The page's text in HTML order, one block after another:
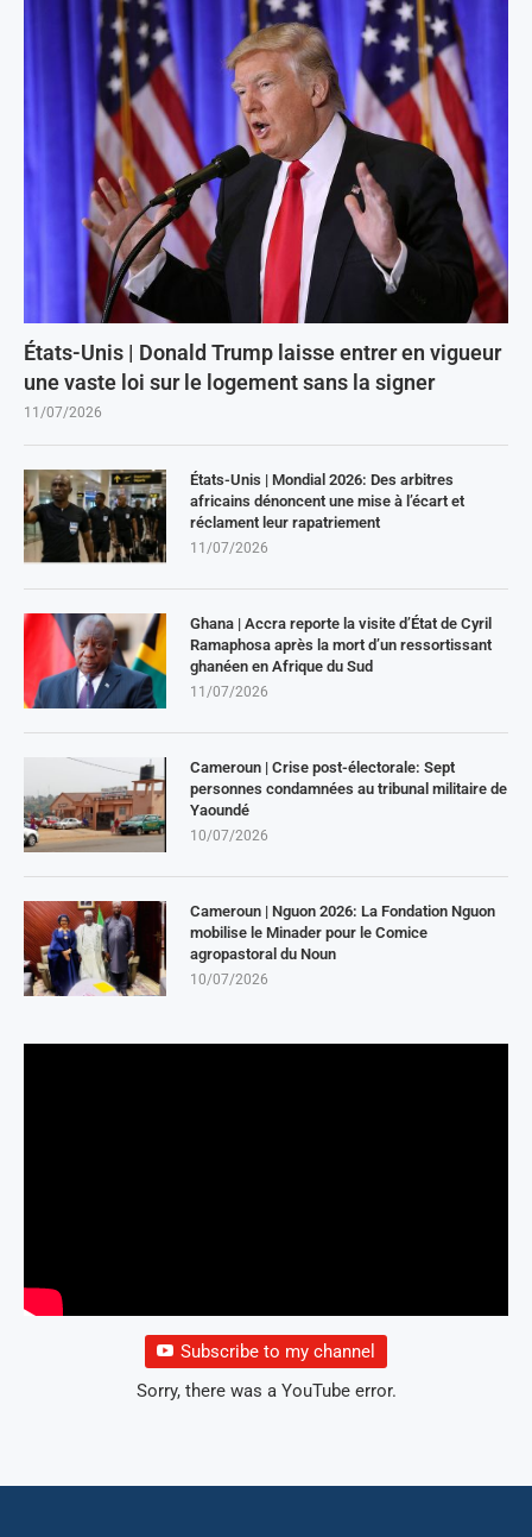
États-Unis | Donald Trump laisse entrer en vigueur
une vaste loi sur le logement sans la signer
11/07/2026
États-Unis | Mondial 2026: Des arbitres
africains dénoncent une mise à l’écart et
réclament leur rapatriement
11/07/2026
Ghana | Accra reporte la visite d’État de Cyril
Ramaphosa après la mort d’un ressortissant
ghanéen en Afrique du Sud
11/07/2026
Cameroun | Crise post-électorale: Sept
personnes condamnées au tribunal militaire de
Yaoundé
10/07/2026
Cameroun | Nguon 2026: La Fondation Nguon
mobilise le Minader pour le Comice
agropastoral du Noun
10/07/2026
Subscribe to my channel
Sorry, there was a YouTube error.